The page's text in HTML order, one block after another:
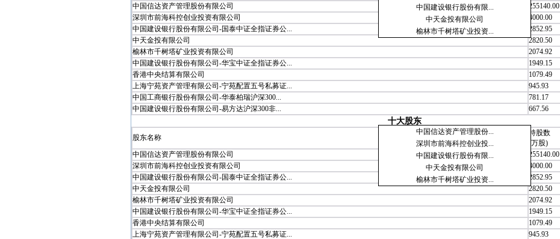
中国建设银行股份有限...
中天金投有限公司
榆林市千树塔矿业投资...
中国信达资产管理股份有限公司
255140.00
深圳市前海科控创业投资有限公司
4000.00
中国建设银行股份有限公司-国泰中证全指证券公...
2852.95
中天金投有限公司
2820.50
榆林市千树塔矿业投资有限公司
2074.92
中国建设银行股份有限公司-华宝中证全指证券公...
1949.15
香港中央结算有限公司
1079.49
上海宁苑资产管理有限公司-宁苑配置五号私募证...
945.93
中国工商银行股份有限公司-华泰柏瑞沪深300...
781.17
中国建设银行股份有限公司-易方达沪深300非...
667.56
十大股东
中国信达资产管理股份...
深圳市前海科控创业投...
中国建设银行股份有限...
中天金投有限公司
榆林市千树塔矿业投资...
股东名称
持股数
(万股)
中国信达资产管理股份有限公司
255140.00
深圳市前海科控创业投资有限公司
4000.00
中国建设银行股份有限公司-国泰中证全指证券公...
2852.95
中天金投有限公司
2820.50
榆林市千树塔矿业投资有限公司
2074.92
中国建设银行股份有限公司-华宝中证全指证券公...
1949.15
香港中央结算有限公司
1079.49
上海宁苑资产管理有限公司-宁苑配置五号私募证...
945.93